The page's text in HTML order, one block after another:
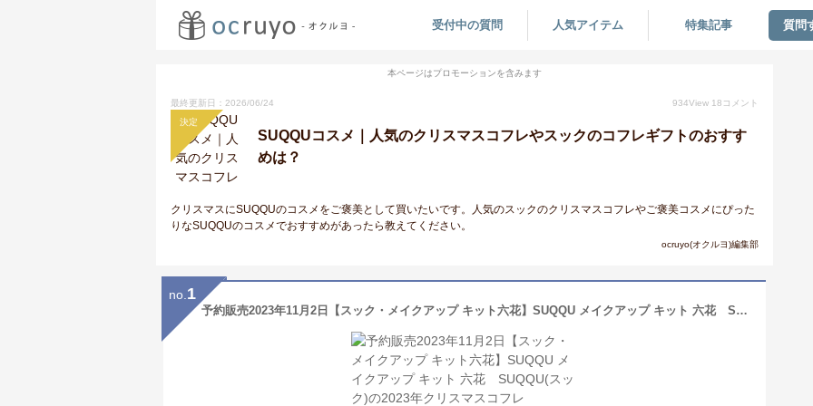
受付中の質問 人気アイテム 特集記事 質問
本ページはプロモーションを含みます
最終更新日：2026/06/24 934View 18 コメント
決定
SUQQUコスメ｜人気のクリスマスコフレやスックのコフレギフトのおすす
めは？
クリスマスにSUQQUのコスメをご褒美として買いたいです。人気のスックのクリスマスコフレやご褒美コスメにぴった
りなSUQQUのコスメでおすすめがあったら教えてください。
ocruyo(オクルヨ)編集部
no. 1
予約販売2023年11月2日【スック・メイクアップ キット六花】SUQQU メイクアップ キット 六花 SUQQU(スック)の2023年クリスマスコフレ「SUQQU メイクアップ キット」